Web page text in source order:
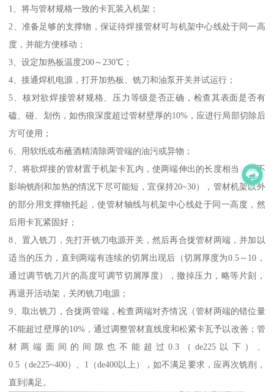
1、将与管材规格一致的卡瓦装入机架；
2、准备足够的支撑物，保证待焊接管材可与机架中心线处于同一高
度，并能方便移动；
3、设定加热板温度200～230℃；
4、接通焊机电源，打开加热板、铣刀和油泵开关并试运行；
5、核对欲焊接管材规格、压力等级是否正确，检查其表面是否有
磕、碰、划伤，如伤痕深度超过管材壁厚的10%，应进行局部切除后
方可使用；
6、用软纸或布蘸酒精清除两管端的油污或异物；
7、将欲焊接的管材置于机架卡瓦内，使两端伸出的长度相当（在不
影响铣削和加热的情况下尽可能短，宜保持20~30），管材机架以外
的部分用支撑物托起，使管材轴线与机架中心线处于同一高度，然
后用卡瓦紧固好；
8、置入铣刀，先打开铣刀电源开关，然后再合拢管材两端，并加以
适当的压力，直到两端有连续的切屑出现后（切屑厚度为0.5～10，
通过调节铣刀片的高度可调节切屑厚度），撤掉压力，略等片刻，
再退开活动架，关闭铣刀电源；
9、取出铣刀，合拢两管端，检查两端对齐情况（管材两端的错位量
不能超过壁厚的10%，通过调整管材直线度和松紧卡瓦予以改善；管
材两端面间的间隙也不能超过0.3（de225以下）、
0.5（de225~400）、1（de400以上），如不满足要求，应再次铣削，
直到满足。